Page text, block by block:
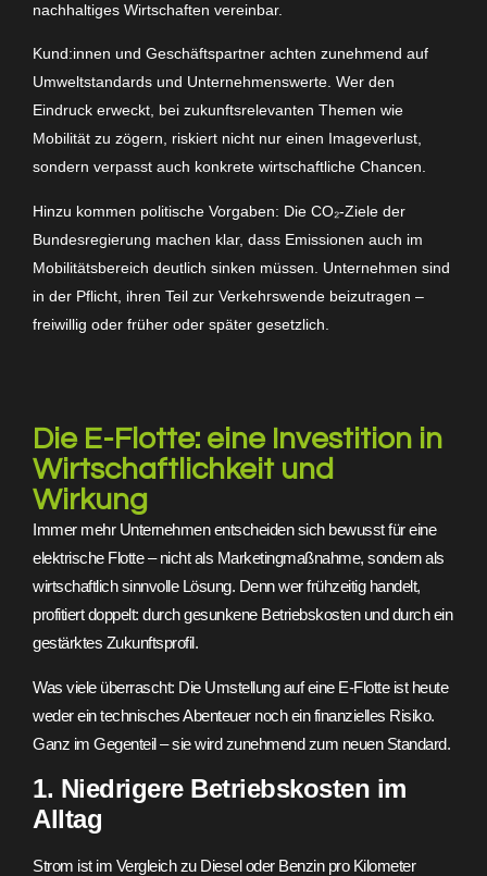
nachhaltiges Wirtschaften vereinbar.
Kund:innen und Geschäftspartner achten zunehmend auf
Umweltstandards und Unternehmenswerte. Wer den
Eindruck erweckt, bei zukunftsrelevanten Themen wie
Mobilität zu zögern, riskiert nicht nur einen Imageverlust,
sondern verpasst auch konkrete wirtschaftliche Chancen.
Hinzu kommen politische Vorgaben: Die CO₂-Ziele der
Bundesregierung machen klar, dass Emissionen auch im
Mobilitätsbereich deutlich sinken müssen. Unternehmen sind
in der Pflicht, ihren Teil zur Verkehrswende beizutragen –
freiwillig oder früher oder später gesetzlich.
Die E-Flotte: eine Investition in
Wirtschaftlichkeit und
Wirkung
Immer mehr Unternehmen entscheiden sich bewusst für eine
elektrische Flotte – nicht als Marketingmaßnahme, sondern als
wirtschaftlich sinnvolle Lösung. Denn wer frühzeitig handelt,
profitiert doppelt: durch gesunkene Betriebskosten und durch ein
gestärktes Zukunftsprofil.
Was viele überrascht: Die Umstellung auf eine E-Flotte ist heute
weder ein technisches Abenteuer noch ein finanzielles Risiko.
Ganz im Gegenteil – sie wird zunehmend zum neuen Standard.
1. Niedrigere Betriebskosten im
Alltag
Strom ist im Vergleich zu Diesel oder Benzin pro Kilometer